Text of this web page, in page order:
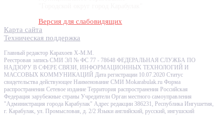
Версия для слабовидящих
Карта сайта
Техническая поддержка
Главный редактор Карахоев Х-М.М.
Реестровая запись СМИ ЭЛ № ФС 77 - 78648 ФЕДЕРАЛЬНАЯ СЛУЖБА ПО
НАДЗОРУ В СФЕРЕ СВЯЗИ, ИНФОРМАЦИОННЫХ ТЕХНОЛОГИЙ И
МАССОВЫХ КОММУНИКАЦИЙ Дата регистрации 10.07.2020 Статус
свидетельства действующее Наименование СМИ Mokarabulak.ru Форма
распространения Сетевое издание Территория распространения Российская
Федерация зарубежные страны Учредители Орган местного самоуправления
"Администрация города Карабулак" Адрес редакции 386231, Республика Ингушетия,
г. Карабулак, ул. Промысловая, д. 2/2 Языки английский, русский, ингушский